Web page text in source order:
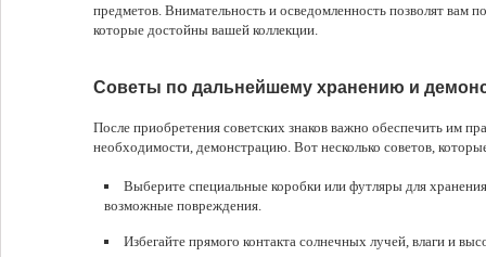
предметов. Внимательность и осведомленность позволят вам
которые достойны вашей коллекции.
Советы по дальнейшему хранению и
После приобретения советских знаков важно обеспечить им
необходимости, демонстрацию. Вот несколько советов,
Выберите специальные коробки или футляры для
возможные повреждения.
Избегайте прямого контакта солнечных лучей, влаги и